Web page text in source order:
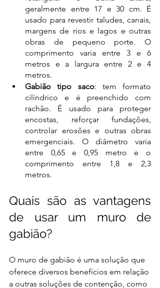
geralmente entre 17 e 30 cm. É
usado para revestir taludes, canais,
margens de rios e lagos e outras
obras de pequeno porte. O
comprimento varia entre 3 e 6
metros e a largura entre 2 e 4
metros.
Gabião tipo saco: tem formato
cilíndrico e é preenchido com
rachão. É usado para proteger
encostas, reforçar fundações,
controlar erosões e outras obras
emergenciais. O diâmetro varia
entre 0,65 e 0,95 metro e o
comprimento entre 1,8 e 2,3
metros.
Quais são as vantagens
de usar um muro de
gabião?
O muro de gabião é uma solução que
oferece diversos benefícios em relação
a outras soluções de contenção, como